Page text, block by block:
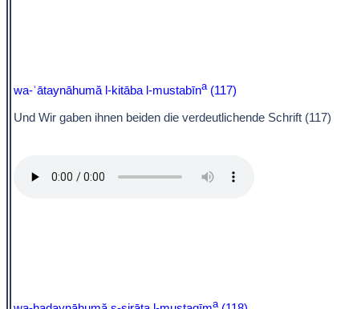
wa-ʾātaynāhumă l-kitāba l-mustabīna(117)
Und Wir gaben ihnen beiden die verdeutlichende Schrift (117)
a